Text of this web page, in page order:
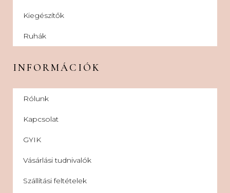
Kiegészítők
Ruhák
INFORMÁCIÓK
Rólunk
Kapcsolat
GYIK
Vásárlási tudnivalók
Szállítási feltételek